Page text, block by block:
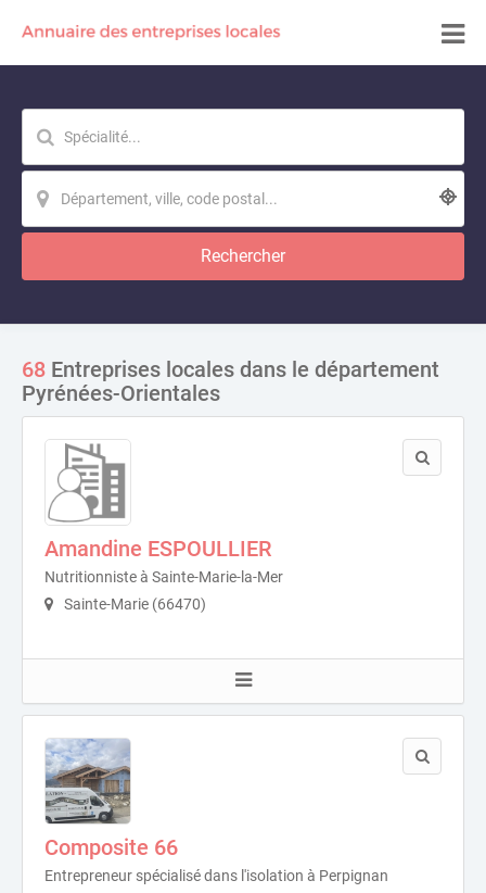
Rechercher
68 Entreprises locales dans le département
Pyrénées-Orientales
Amandine ESPOULLIER
Nutritionniste à Sainte-Marie-la-Mer
Sainte-Marie (66470)
Composite 66
Entrepreneur spécialisé dans l'isolation à Perpignan